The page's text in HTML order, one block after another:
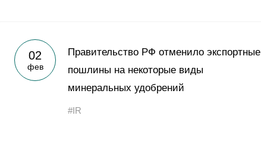
02
фев
Правительство РФ отменило экспортные
пошлины на некоторые виды
минеральных удобрений
#IR